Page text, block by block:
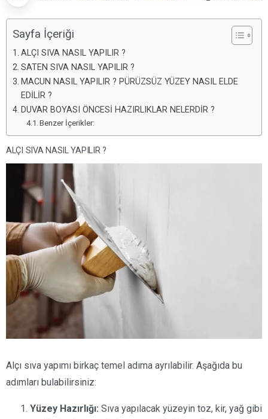
Sayfa İçeriği
ALÇI SIVA NASIL YAPILIR ?
SATEN SIVA NASIL YAPILIR ?
MACUN NASIL YAPILIR ? PÜRÜZSÜZ YÜZEY NASIL ELDE
EDİLİR ?
DUVAR BOYASI ÖNCESİ HAZIRLIKLAR NELERDİR ?
Benzer İçerikler:
ALÇI SIVA NASIL YAPILIR ?
Alçı sıva yapımı birkaç temel adıma ayrılabilir. Aşağıda bu
adımları bulabilirsiniz:
Yüzey Hazırlığı: Sıva yapılacak yüzeyin toz, kir, yağ gibi